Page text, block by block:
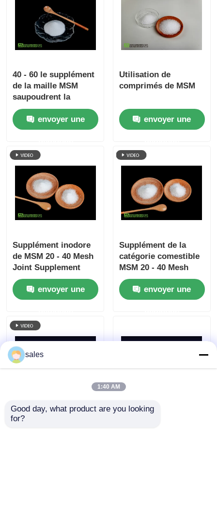
40 - 60 le supplément
de la maille MSM
saupoudrent la
couleur blanche de
catégorie d'USP pour
la peau
envoyer une
Utilisation de
comprimés de MSM
envoyer une
Supplément inodore
de MSM 20 - 40 Mesh
Joint Supplement
Ingredients
envoyer une
Supplément de la
catégorie comestible
MSM 20 - 40 Mesh
Vegan GMO libre
pour le soulagement
de douleurs
envoyer une
La catégorie
Catégorie comestible
sales
1:40 AM
Good day, what product are you looking
for?